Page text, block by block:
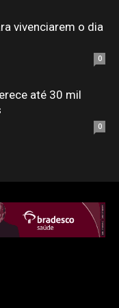
vivenciarem o dia
0
até 30 mil
0